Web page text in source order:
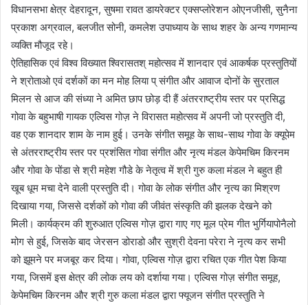
विधानसभा क्षेत्र देहरादून, सुषमा रावत डायरेक्टर एक्सप्लोरेशन ओएनजीसी, सुनैना
प्रकाश अग्रवाल, बलजीत सोनी, कमलेश उपाध्याय के साथ शहर के अन्य गणमान्य
व्यक्ति मौजूद रहे।
ऐतिहासिक एवं विश्व विख्यात श्विरासतश् महोत्सव में शानदार एवं आकर्षक प्रस्तुतियों
ने श्रोताओ एवं दर्शकों का मन मोह लिया प् संगीत और आवाज दोनों के सुरताल
मिलन से आज की संध्या ने अमित छाप छोड़ दी हैं अंतरराष्ट्रीय स्तर पर प्रसिद्ध
गोवा के बहुभाषी गायक एल्विस गोज़ ने विरासत महोत्सव में अपनी जो प्रस्तुति दी,
वह एक शानदार शाम के नाम हुई। उनके संगीत समूह के साथ-साथ गोवा के क्यूपेम
से अंतरराष्ट्रीय स्तर पर प्रशंसित गोवा संगीत और नृत्य मंडल केपेमचिम किरनम
और गोवा के पोंडा से श्री महेश गौडे के नेतृत्व में श्री गुरु कला मंडल ने बहुत ही
खूब धूम मचा देने वाली प्रस्तुति दी। गोवा के लोक संगीत और नृत्य का मिश्रण
दिखाया गया, जिससे दर्शकों को गोवा की जीवंत संस्कृति की झलक देखने को
मिली। कार्यक्रम की शुरुआत एल्विस गोज़ द्वारा गाए गए मूल प्रेम गीत भुर्गियापोनैलो
मोग से हुई, जिसके बाद जेरसन डोराडो और सुश्री देवना परेरा ने नृत्य कर सभी
को झूमने पर मजबूर कर दिया। गोवा, एल्विस गोज़ द्वारा रचित एक गीत पेश किया
गया, जिसमें इस क्षेत्र की लोक लय को दर्शाया गया। एल्विस गोज़ संगीत समूह,
केपेमचिम किरनम और श्री गुरु कला मंडल द्वारा फ्यूजन संगीत प्रस्तुति ने